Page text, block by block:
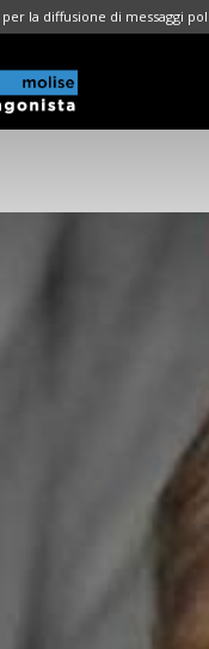
la diffusione di messaggi